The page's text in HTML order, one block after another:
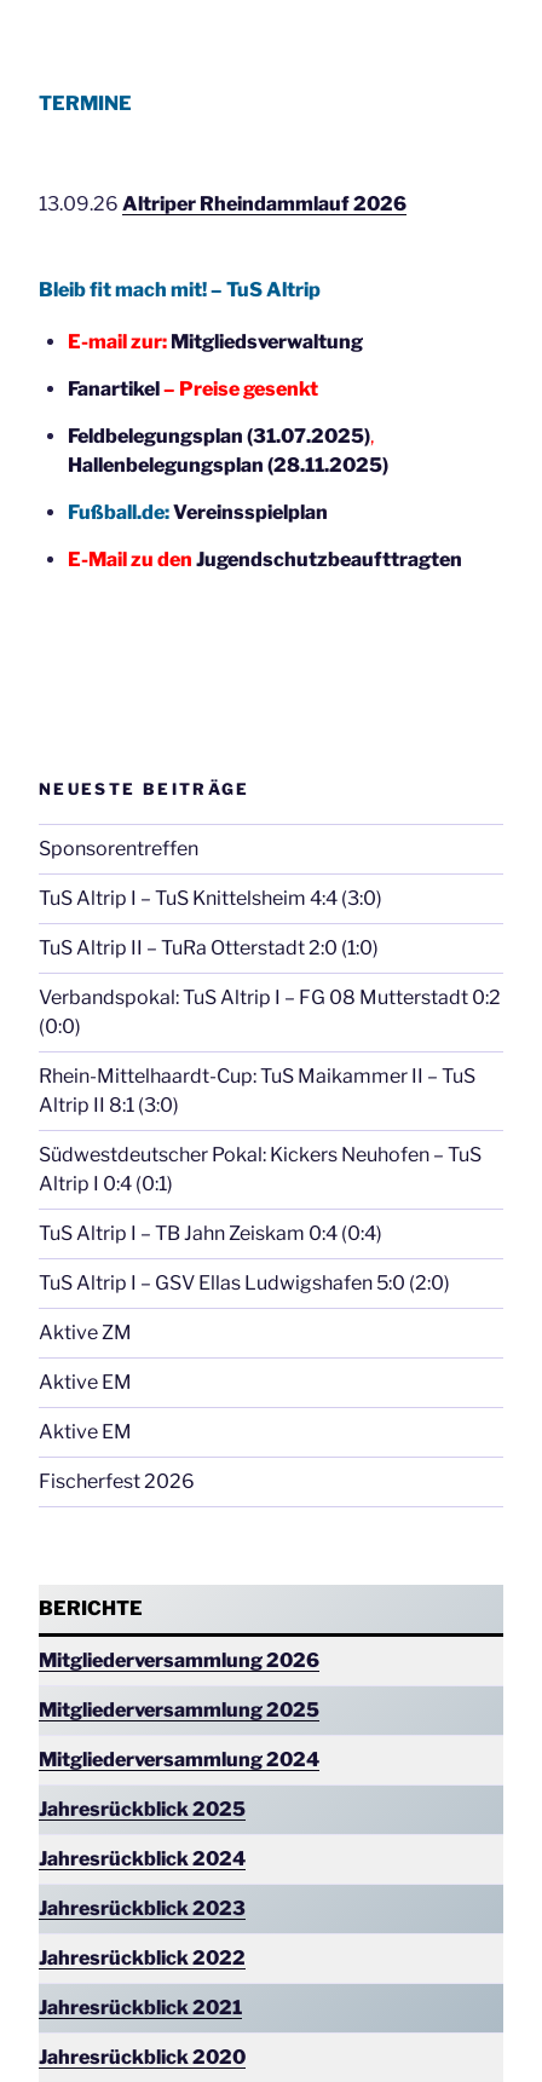
TERMINE
13.09.26 Altriper Rheindammlauf 2026
Bleib fit mach mit! – TuS Altrip
E-mail zur: Mitgliedsverwaltung
Fanartikel– Preise gesenkt
Feldbelegungsplan (31.07.2025),
Hallenbelegungsplan (28.11.2025)
Fußball.de:Vereinsspielplan
E-Mail zu den Jugendschutzbeaufttragten
NEUESTE BEITRÄGE
Sponsorentreffen
TuS Altrip I – TuS Knittelsheim 4:4 (3:0)
TuS Altrip II – TuRa Otterstadt 2:0 (1:0)
Verbandspokal: TuS Altrip I – FG 08 Mutterstadt 0:2
(0:0)
Rhein-Mittelhaardt-Cup: TuS Maikammer II – TuS
Altrip II 8:1 (3:0)
Südwestdeutscher Pokal: Kickers Neuhofen – TuS
Altrip I 0:4 (0:1)
TuS Altrip I – TB Jahn Zeiskam 0:4 (0:4)
TuS Altrip I – GSV Ellas Ludwigshafen 5:0 (2:0)
Aktive ZM
Aktive EM
Aktive EM
Fischerfest 2026
BERICHTE
Mitgliederversammlung 2026
Mitgliederversammlung 2025
Mitgliederversammlung2024
Jahresrückblick 2025
Jahresrückblick 2024
Jahresrückblick 2023
Jahresrückblick 2022
Jahresrückblick 2021
Jahresrückblick 2020